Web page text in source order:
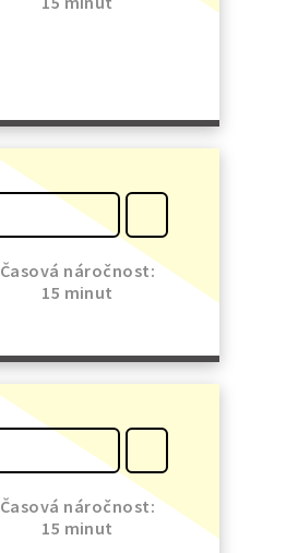
Časová náročnost:
15 minut
Časová náročnost:
15 minut